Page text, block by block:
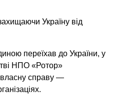
Україну від
переїхав до України, у
НПО «Ротор»
власну справу —